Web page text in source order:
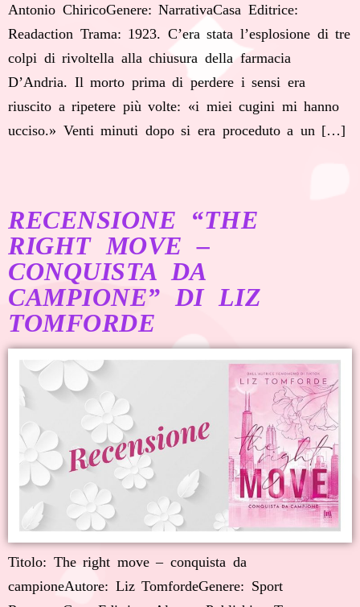
Antonio ChiricoGenere: NarrativaCasa Editrice:
Readaction Trama: 1923. C’era stata l’esplosione di tre
colpi di rivoltella alla chiusura della farmacia
D’Andria. Il morto prima di perdere i sensi era
riuscito a ripetere più volte: «i miei cugini mi hanno
ucciso.» Venti minuti dopo si era proceduto a un […]
RECENSIONE “THE
RIGHT MOVE –
CONQUISTA DA
CAMPIONE” DI LIZ
TOMFORDE
Titolo: The right move – conquista da
campioneAutore: Liz TomfordeGenere: Sport